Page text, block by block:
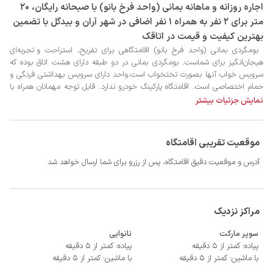
‫‫اجاره روزانه و ماهانه بمانی (واحد فرخ بانو) با صبحانه رایگان، 20
متر برای 2 نفر به همراه 1 نفر اضافی در شهر آران و بیدگل با تضمین
بهترین کیفیت و قیمت در اتاقک
نمایش جزئیات بیشتر
موقعیت تقریبی اقامتگاه
آدرس و موقعیت دقیق اقامتگاه، پس از رزرو برای شما ارسال خواهد شد
مراکز نزدیک
سوپر مارکت
پیاده: کمتر از 5 دقیقه
با ماشین: کمتر از 5 دقیقه
نانوایی
پیاده: کمتر از 5 دقیقه
با ماشین: کمتر از 5 دقیقه